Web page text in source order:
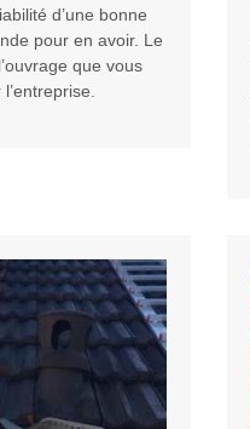
d’une bonne
pour en avoir. Le
que vous